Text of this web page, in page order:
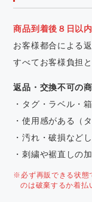
商品到着後８日以
お客様都合による
すべてお客様負担と
返品・交換不可の
・タグ・ラベル・
・使用感がある（
・汚れ・破損など
・刺繍や裾直しの
※必ず再販できる状態
のは破棄するか着払